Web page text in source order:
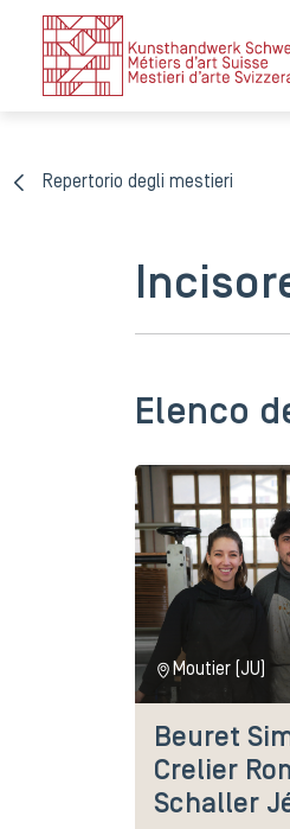
Repertorio degli mestieri
Incisore
Elenco
Moutier (JU)
Beuret
Crelier
Schaller